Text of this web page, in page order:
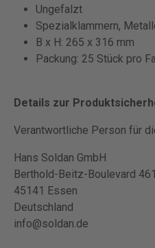
Ungefalzt
Spezialklammern,
B x H: 265 x 316 mm
Packung: 25 Stück pro
Details zur
Verantwortliche Person für
Hans Soldan GmbH
Berthold-Beitz-Boulevard 461
45141 Essen
Deutschland
info@soldan.de